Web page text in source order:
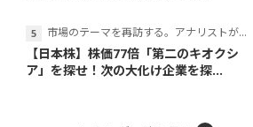
市場のテーマを再訪する。アナリストが読み解くテーマの本質
【日本株】株価77倍「第二のキオクシ
ア」を探せ！次の大化け企業を探...